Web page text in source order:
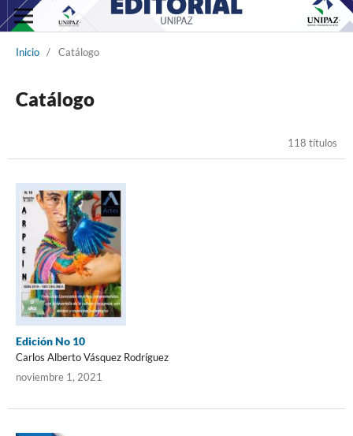
Inicio / Catálogo
Catálogo
118 títulos
Edición No 10
Carlos Alberto Vásquez Rodríguez
noviembre 1, 2021